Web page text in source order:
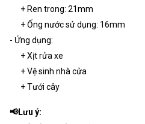
+ Ren trong: 21mm
+ Ống nước sử dụng: 16mm
- Ứng dụng:
+ Xịt rửa xe
+ Vệ sinh nhà cửa
+ Tưới cây
📢Lưu ý: